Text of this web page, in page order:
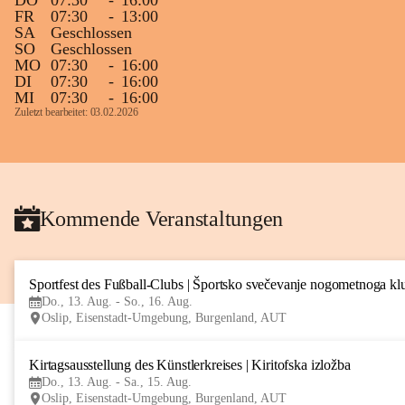
FR
07:30 - 13:00
SA
Geschlossen
SO
Geschlossen
MO 07:30 - 16:00
DI
07:30 - 16:00
MI
07:30 - 16:00
Zuletzt bearbeitet: 03.02.2026
Kommende Veranstaltungen
Sportfest des Fußball-Clubs | Športsko svečevanje nogometnoga
Do., 13. Aug. - So., 16. Aug.
Oslip, Eisenstadt-Umgebung, Burgenland, AUT
Kirtagsausstellung des Künstlerkreises | Kiritofska izložba
Do., 13. Aug. - Sa., 15. Aug.
Oslip, Eisenstadt-Umgebung, Burgenland, AUT